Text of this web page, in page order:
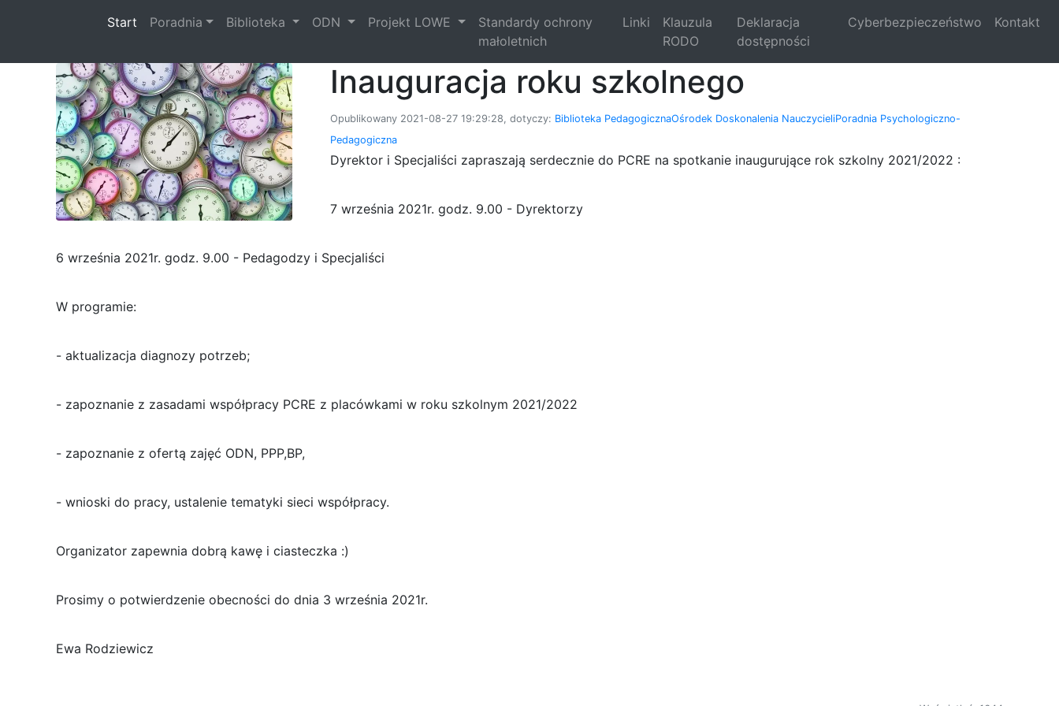
Start (current)
Poradnia Biblioteka ODN Projekt LOWE
Standardy ochrony
małoletnich
Linki
Klauzula
RODO
Deklaracja
dostępności
Cyberbezpieczeństwo Kontakt
Inauguracja roku szkolnego
Opublikowany 2021-08-27 19:29:28, dotyczy: Biblioteka PedagogicznaOśrodek Doskonalenia NauczycieliPoradnia Psychologiczno-
Pedagogiczna
Dyrektor i Specjaliści zapraszają serdecznie do PCRE na spotkanie inaugurujące rok szkolny 2021/2022 :
7 września 2021r. godz. 9.00 - Dyrektorzy
6 września 2021r. godz. 9.00 - Pedagodzy i Specjaliści
W programie:
- aktualizacja diagnozy potrzeb;
- zapoznanie z zasadami współpracy PCRE z placówkami w roku szkolnym 2021/2022
- zapoznanie z ofertą zajęć ODN, PPP,BP,
- wnioski do pracy, ustalenie tematyki sieci współpracy.
Organizator zapewnia dobrą kawę i ciasteczka :)
Prosimy o potwierdzenie obecności do dnia 3 września 2021r.
Ewa Rodziewicz